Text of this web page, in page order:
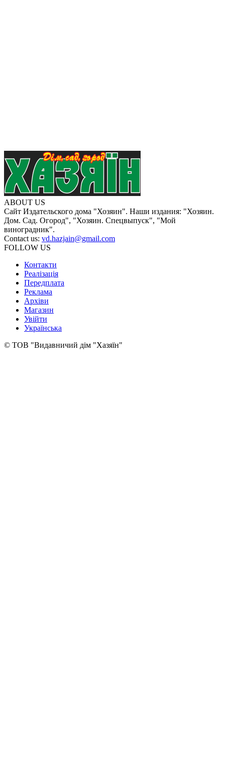
ABOUT US
Сайт Издательского дома "Хозяин". Наши издания: "Хозяин.
Дом. Сад. Огород", "Хозяин. Спецвыпуск", "Мой
виноградник".
Contact us: vd.hazjain@gmail.com
FOLLOW US
Контакти
Реалізація
Передплата
Реклама
Архіви
Магазин
Увійти
Українська
© ТОВ "Видавничий дім "Хазяїн"